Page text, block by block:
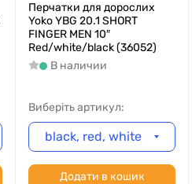
Перчатки для дорослих
Yoko YBG 20.1 SHORT
FINGER MEN 10″
Red/white/black (36052)
В наличии
Виберіть артикул:
black, red, white
Додати в кошик